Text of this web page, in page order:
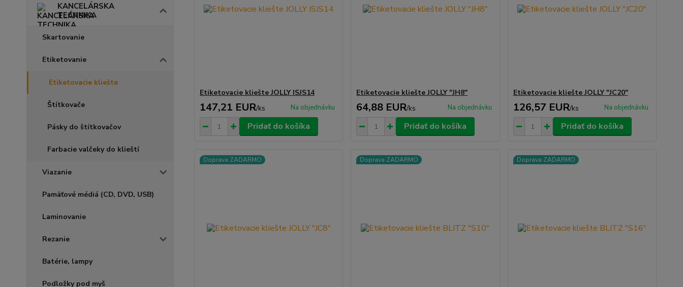
KANCELÁRSKA
TECHNIKA
Skartovanie
Etiketovanie
Etiketovacie kliešte
Štítkovače
Pásky do štítkovačov
Farbacie valčeky do klieští
Viazanie
Pamäťové médiá (CD, DVD, USB)
Laminovanie
Rezanie
Batérie, lampy
Podložky pod myš
Etiketovacie kliešte JOLLY ISJS14
147,21 EUR/ks Na objednávku
Pridať do košíka
Etiketovacie kliešte JOLLY "JH8"
64,88 EUR/ks Na objednávku
Pridať do košíka
Etiketovacie kliešte JOLLY "JC20"
126,57 EUR/ks Na objednávku
Pridať do košíka
Doprava ZADARMO Doprava ZADARMO Doprava ZADARMO